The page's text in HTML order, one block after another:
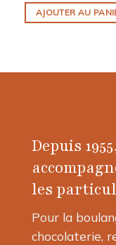
AJOUTER AU
Depuis
les
Pour la
chocolaterie,